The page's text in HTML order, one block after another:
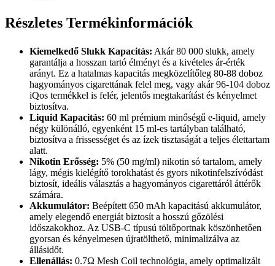
Részletes Termékinformációk
Kiemelkedő Slukk Kapacitás: Akár 80 000 slukk, amely
garantálja a hosszan tartó élményt és a kivételes ár-érték
arányt. Ez a hatalmas kapacitás megközelítőleg 80-88 doboz
hagyományos cigarettának felel meg, vagy akár 96-104 doboz
iQos termékkel is felér, jelentős megtakarítást és kényelmet
biztosítva.
Liquid Kapacitás: 60 ml prémium minőségű e-liquid, amely
négy különálló, egyenként 15 ml-es tartályban található,
biztosítva a frissességet és az ízek tisztaságát a teljes élettartam
alatt.
Nikotin Erősség: 5% (50 mg/ml) nikotin só tartalom, amely
lágy, mégis kielégítő torokhatást és gyors nikotinfelszívódást
biztosít, ideális választás a hagyományos cigarettáról áttérők
számára.
Akkumulátor: Beépített 650 mAh kapacitású akkumulátor,
amely elegendő energiát biztosít a hosszú gőzölési
időszakokhoz. Az USB-C típusú töltőportnak köszönhetően
gyorsan és kényelmesen újratölthető, minimalizálva az
állásidőt.
Ellenállás: 0.7Ω Mesh Coil technológia, amely optimalizált